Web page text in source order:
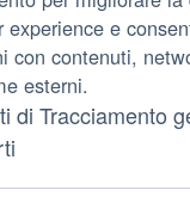
experience e
con contenuti,
esterni.
di Tracciamento